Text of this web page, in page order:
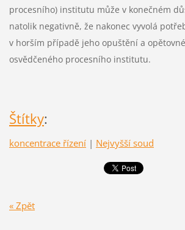
procesního) institutu může v konečném
natolik negativně, že nakonec vyvolá
v horším případě jeho opuštění a
osvědčeného procesního institutu.
Štítky:
koncentrace řízení | Nejvyšší soud
« Zpět